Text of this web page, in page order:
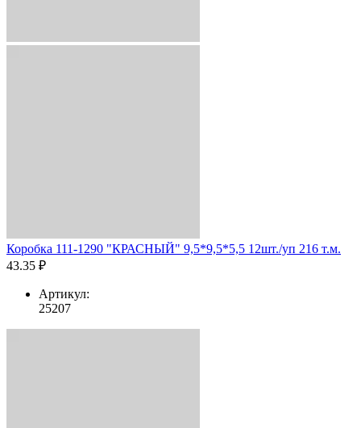
Коробка 111-1290 "КРАСНЫЙ" 9,5*9,5*5,5 12шт./уп 216 т.м.
43.35 ₽
Артикул:
25207